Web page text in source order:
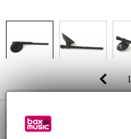
1
Adviesprijs
€ 27,- (incl. 21% btw)